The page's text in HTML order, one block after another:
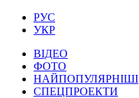
РУС
УКР
ВІДЕО
ФОТО
НАЙПОПУЛЯРНІШІ
СПЕЦПРОЕКТИ